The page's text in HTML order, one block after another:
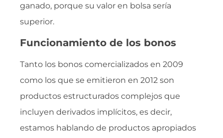
ganado, porque su valor en bolsa sería
superior.
Funcionamiento de los bonos
Tanto los bonos comercializados en 2009
como los que se emitieron en 2012 son
productos estructurados complejos que
incluyen derivados implícitos, es decir,
estamos hablando de productos apropiados